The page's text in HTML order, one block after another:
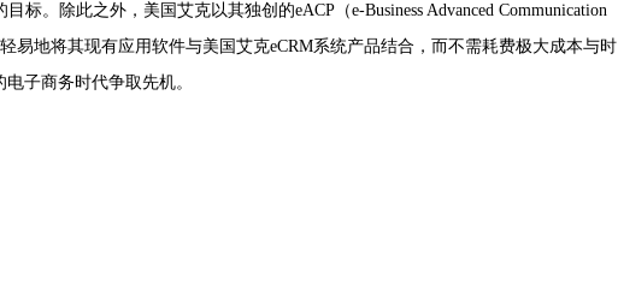
目标。除此之外，美国艾克以其独创的eACP（e-Business Advanced Communication
易地将其现有应用软件与美国艾克eCRM系统产品结合，而不需耗费极大成本与时
子商务时代争取先机。